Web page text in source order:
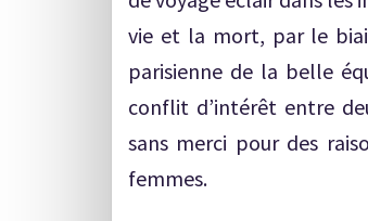
vie et la mort, par le
parisienne de la belle
conflit d’intérêt entre
sans merci pour des
femmes.